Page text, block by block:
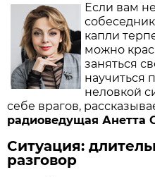
Если вам
капли
можно
заняться
научиться
неловкой
себе врагов,
радиоведущая Анетта
Ситуация:
разговор